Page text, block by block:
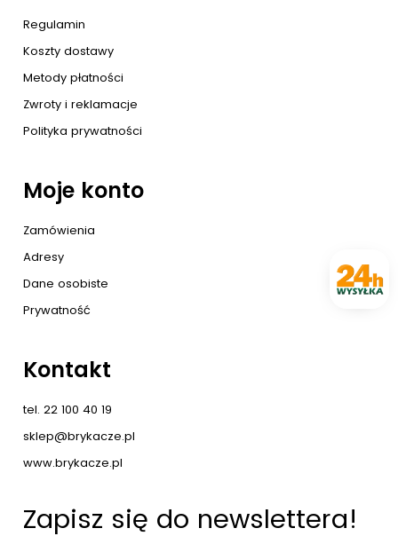
Regulamin
Koszty dostawy
Metody płatności
Zwroty i reklamacje
Polityka prywatności
Moje konto
Zamówienia
Adresy
Dane osobiste
Prywatność
Kontakt
tel. 22 100 40 19
sklep@brykacze.pl
www.brykacze.pl
Zapisz się do newslettera!